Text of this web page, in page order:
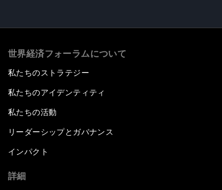
世界経済フォーラムについて
私たちのストラテジー
私たちのアイデンティティ
私たちの活動
リーダーシップとガバナンス
インパクト
詳細